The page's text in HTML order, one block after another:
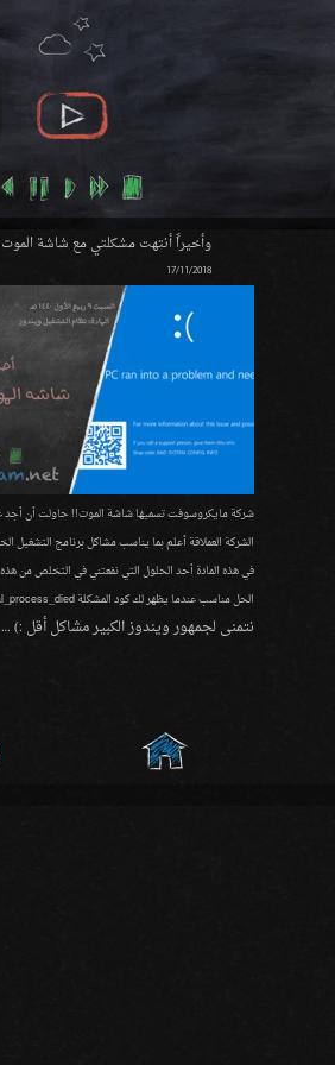
وأخيراً أنتهت مشكلتي مع شاشة
17/11/2018
شركة مايكروسوفت تسميها شاشة الموت!!حاولت أن أجد
الشركة العملاقة أعلم بما يناسب مشاكل برنامج التشغيل
في هذه المادة أحد الحلول التي نفعتني في التخلص من هذه
الحل مناسب عندما يظهر لك كود المشكلة
نتمنى لجمهور ويندوز الكبير مشاكل أقل :)
…